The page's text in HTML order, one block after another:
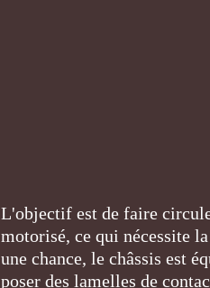
L'objectif est de faire
motorisé, ce qui nécessite
une chance, le châssis est
poser des lamelles de